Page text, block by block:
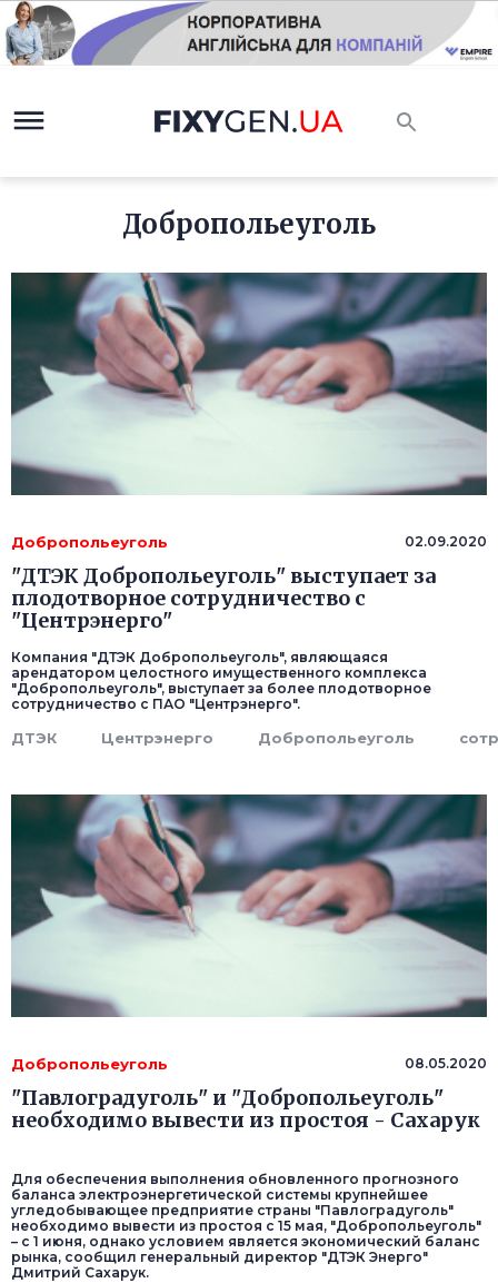
Добропольеуголь
Добропольеуголь 02.09.2020
"ДТЭК Добропольеуголь" выступает за
плодотворное сотрудничество с
"Центрэнерго"
Компания "ДТЭК Добропольеуголь", являющаяся
арендатором целостного имущественного комплекса
"Добропольеуголь", выступает за более плодотворное
сотрудничество с ПАО "Центрэнерго".
ДТЭК Центрэнерго Добропольеуголь
Добропольеуголь 08.05.2020
"Павлоградуголь" и "Добропольеуголь"
необходимо вывести из простоя - Сахарук
Для обеспечения выполнения обновленного прогнозного
баланса электроэнергетической системы крупнейшее
угледобывающее предприятие страны "Павлоградуголь"
необходимо вывести из простоя с 15 мая, "Добропольеуголь"
– с 1 июня, однако условием является экономический баланс
рынка, сообщил генеральный директор "ДТЭК Энерго"
Дмитрий Сахарук.